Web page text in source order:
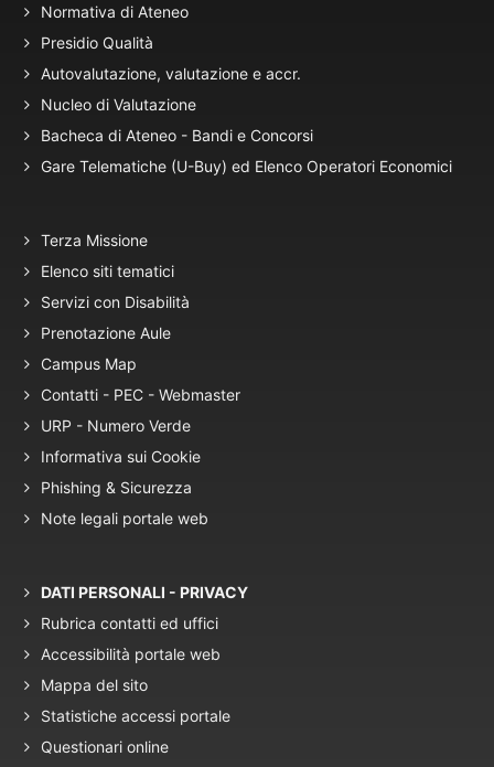
Normativa di Ateneo
Presidio Qualità
Autovalutazione, valutazione e accr.
Nucleo di Valutazione
Bacheca di Ateneo - Bandi e Concorsi
Gare Telematiche (U-Buy) ed Elenco Operatori Economici
Terza Missione
Elenco siti tematici
Servizi con Disabilità
Prenotazione Aule
Campus Map
Contatti - PEC - Webmaster
URP - Numero Verde
Informativa sui Cookie
Phishing & Sicurezza
Note legali portale web
DATI PERSONALI - PRIVACY
Rubrica contatti ed uffici
Accessibilità portale web
Mappa del sito
Statistiche accessi portale
Questionari online